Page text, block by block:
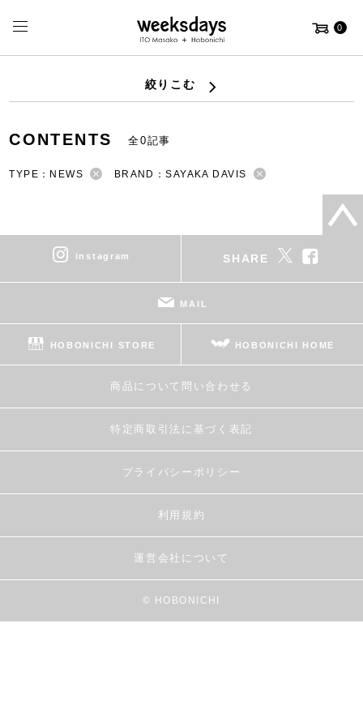
0
絞りこむ
CONTENTS 全0記事
TYPE：NEWS BRAND：SAYAKA DAVIS
instagram SHARE
MAIL
HOBONICHI STORE HOBONICHI HOME
商品について問い合わせる
特定商取引法に基づく表記
プライバシーポリシー
利用規約
運営会社について
© HOBONICHI